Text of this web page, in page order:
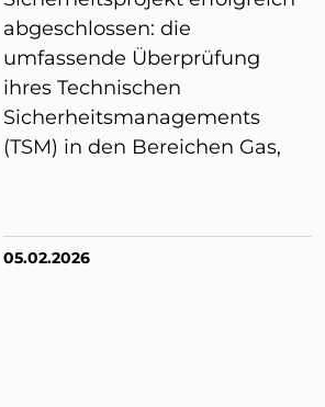
abgeschlossen: die
umfassende Überprüfung
ihres Technischen
Sicherheitsmanagements
(TSM) in den Bereichen Gas,
05.02.2026